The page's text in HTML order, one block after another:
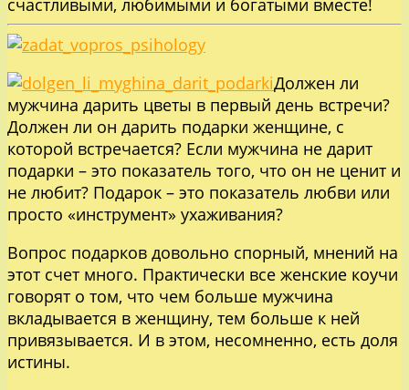
счастливыми, любимыми и богатыми вместе!
Должен ли
мужчина дарить цветы в первый день встречи?
Должен ли он дарить подарки женщине, с
которой встречается? Если мужчина не дарит
подарки – это показатель того, что он не ценит и
не любит? Подарок – это показатель любви или
просто «инструмент» ухаживания?
Вопрос подарков довольно спорный, мнений на
этот счет много. Практически все женские коучи
говорят о том, что чем больше мужчина
вкладывается в женщину, тем больше к ней
привязывается. И в этом, несомненно, есть доля
истины.